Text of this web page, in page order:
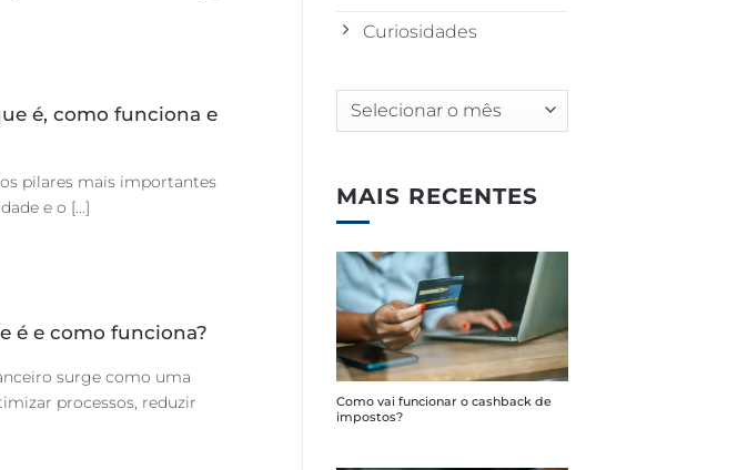
é, como funciona e
pilares mais importantes
e o [...]
é e como funciona?
surge como uma
processos, reduzir
Curiosidades
Arquivos
MAIS RECENTES
Como vai funcionar o cashback de
impostos?